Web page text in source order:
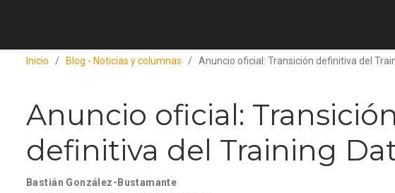
Inicio Blog - Noticias y columnas Anuncio oficial: Transición definitiva del
Anuncio oficial: Transición
definitiva del Training
Bastián González-Bustamante